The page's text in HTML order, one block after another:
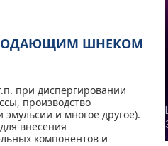
ПОДАЮЩИМ ШНЕКОМ
при диспергировании
производство
и многое другое).
внесения
компонентов и